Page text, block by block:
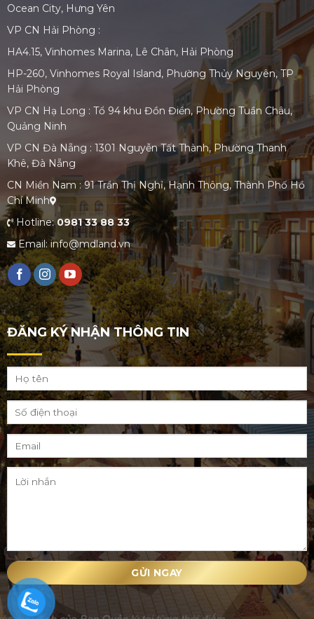
Ocean City, Hưng Yên
VP CN Hải Phòng :
HA4.15, Vinhomes Marina, Lê Chân, Hải Phòng
HP-260, Vinhomes Royal Island, Phường Thủy Nguyên, TP
Hải Phòng
VP CN Hạ Long : Tổ 94 khu Đồn Điền, Phường Tuần Châu,
Quảng Ninh
VP CN Đà Nẵng : 1301 Nguyễn Tất Thành, Phường Thanh
Khê, Đà Nẵng
CN Miền Nam : 91 Trần Thị Nghỉ, Hạnh Thông, Thành Phố Hồ
Chí Minh
Hotline:0981 33 88 33
Email: info@mdland.vn
ĐĂNG KÝ NHẬN THÔNG TIN